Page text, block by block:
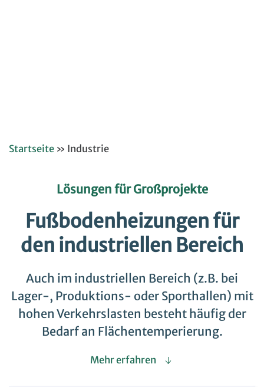
Startseite » Industrie
Lösungen für Großprojekte
Fußbodenheizungen für
den industriellen Bereich
Auch im industriellen Bereich (z.B. bei
Lager-, Produktions- oder Sporthallen) mit
hohen Verkehrslasten besteht häufig der
Bedarf an Flächentemperierung.
Mehr erfahren